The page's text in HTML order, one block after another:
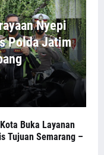
Nyepi
Polda Jatim
Buka Layanan
Tujuan Semarang –